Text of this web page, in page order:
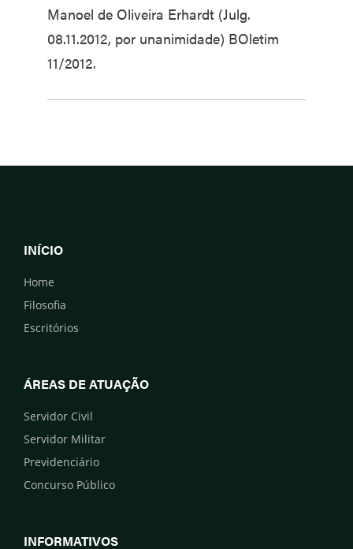
Manoel de Oliveira Erhardt (Julg.
08.11.2012, por unanimidade) BOletim
11/2012.
INÍCIO
Home
Filosofia
Escritórios
ÁREAS DE ATUAÇÃO
Servidor Civil
Servidor Militar
Previdenciário
Concurso Público
INFORMATIVOS